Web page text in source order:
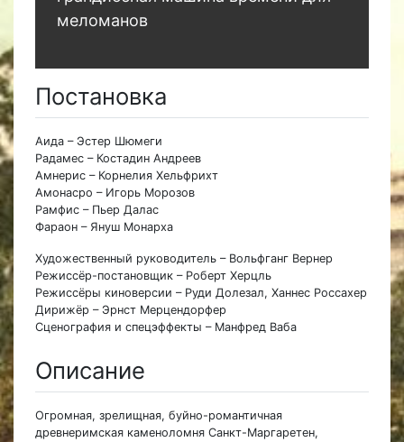
меломанов
Постановка
Аида – Эстер Шюмеги
Радамес – Костадин Андреев
Амнерис – Корнелия Хельфрихт
Амонасро – Игорь Морозов
Рамфис – Пьер Далас
Фараон – Януш Монарха
Художественный руководитель – Вольфганг Вернер
Режиссёр-постановщик – Роберт Херцль
Режиссёры киноверсии – Руди Долезал, Ханнес Россахер
Дирижёр – Эрнст Мерцендорфер
Сценография и спецэффекты – Манфред Ваба
Описание
Огромная, зрелищная, буйно-романтичная
древнеримская каменоломня Санкт-Маргаретен,